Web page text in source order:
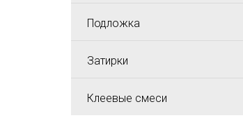
Подложка
Затирки
Клеевые смеси